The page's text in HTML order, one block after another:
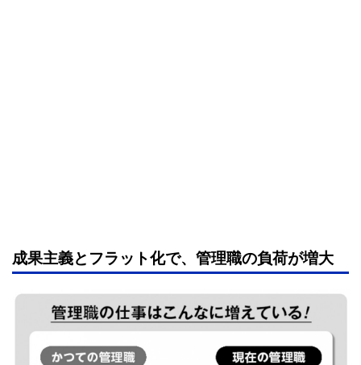
成果主義とフラット化で、管理職の負荷が増大